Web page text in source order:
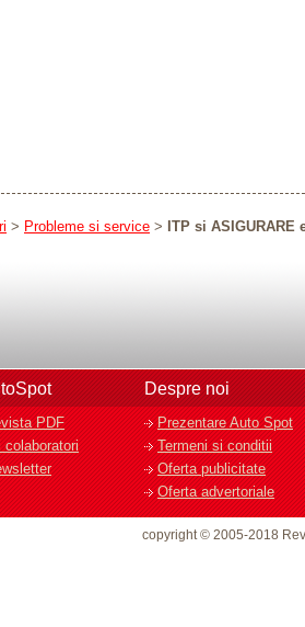
> Probleme si service > ITP si ASIGURARE
PDF
colaboratori
Despre noi
Prezentare Auto Spot
Termeni si conditii
Oferta publicitate
Oferta advertoriale
copyright © 2005-2018